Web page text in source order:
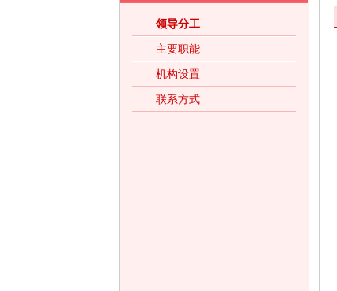
领导分工
主要职能
机构设置
联系方式